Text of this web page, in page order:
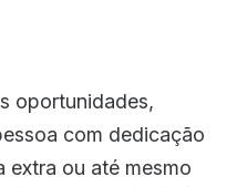
oportunidades,
com dedicação
extra ou até mesmo